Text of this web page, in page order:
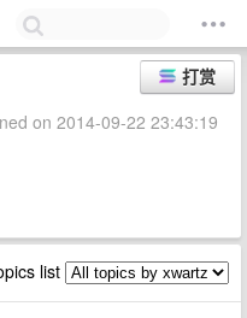
打赏
on 2014-09-22 23:43:19
list